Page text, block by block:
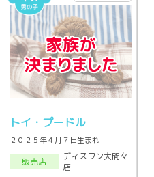
トイ・プードル
２０２５年４月７日生まれ
販売店
ディスワン大間々
店